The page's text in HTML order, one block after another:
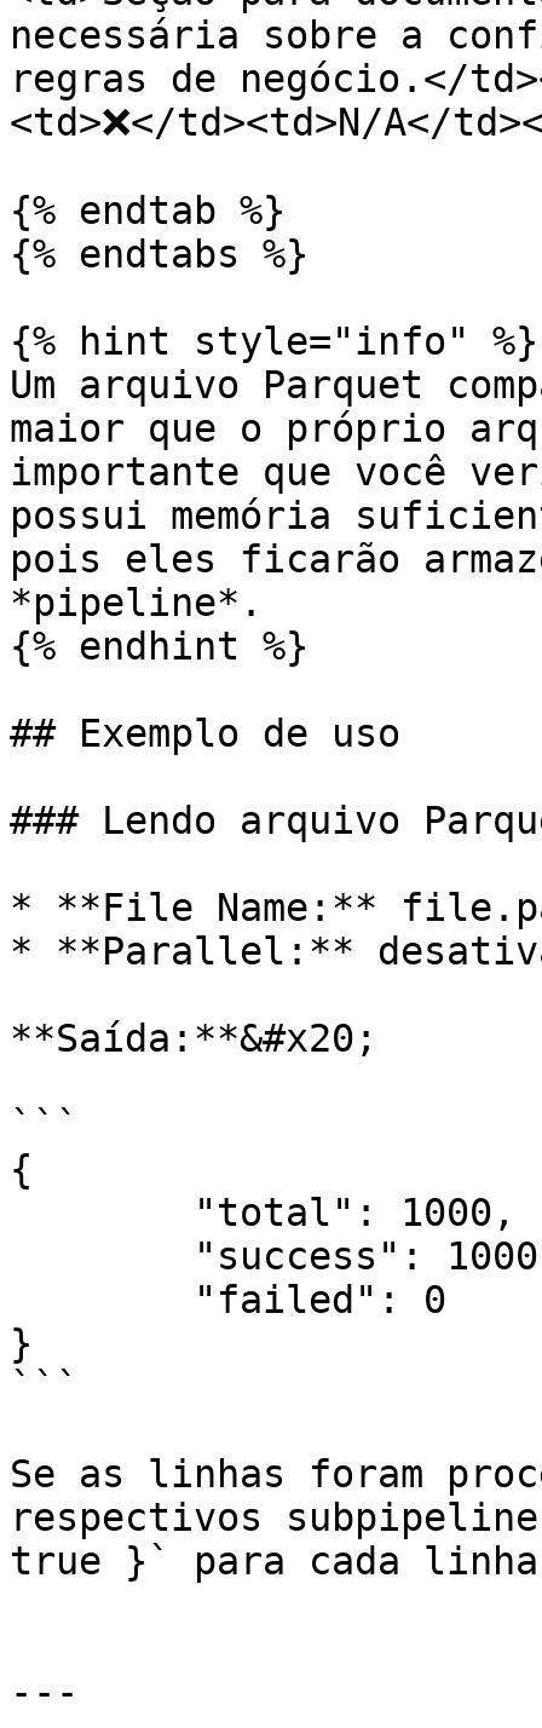
necessária sobre a
regras de negócio.</
<td>❌</td><td>N/A</
{% endtab %}
{% endtabs %}
{% hint style="info" %}
Um arquivo Parquet
maior que o próprio
importante que você
possui memória
pois eles ficarão
*pipeline*.
{% endhint %}
## Exemplo de uso
### Lendo arquivo
* **File Name:**
* **Parallel:**
**Saída:**&#x20;
```
{
}
```
Se as linhas foram
respectivos
true }` para cada
---